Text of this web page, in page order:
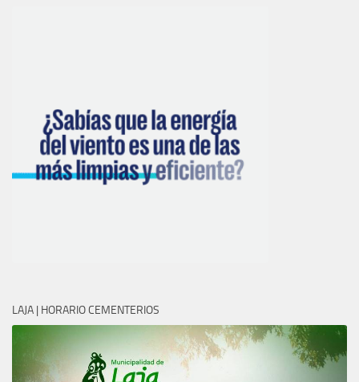
LAJA | HORARIO CEMENTERIOS